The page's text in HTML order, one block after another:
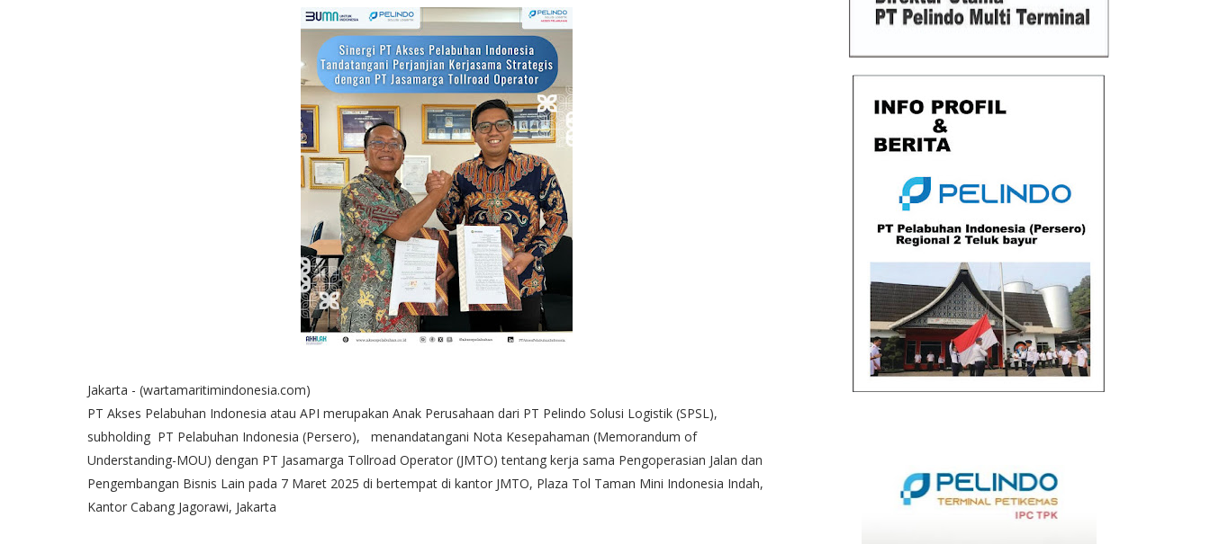
Jakarta - (wartamaritimindonesia.com)
PT Akses Pelabuhan Indonesia atau API merupakan Anak Perusahaan dari PT Pelindo Solusi Logistik (SPSL),
subholding PT Pelabuhan Indonesia (Persero), menandatangani Nota Kesepahaman (Memorandum of
Understanding-MOU) dengan PT Jasamarga Tollroad Operator (JMTO) tentang kerja sama Pengoperasian Jalan dan
Pengembangan Bisnis Lain pada 7 Maret 2025 di bertempat di kantor JMTO, Plaza Tol Taman Mini Indonesia Indah,
Kantor Cabang Jagorawi, Jakarta